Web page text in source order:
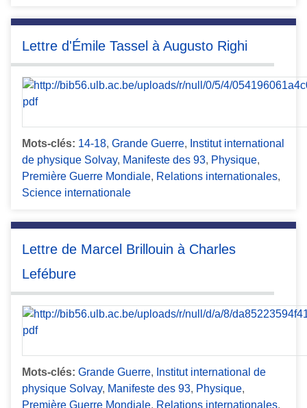
Lettre d'Émile Tassel à Augusto Righi
Mots-clés: 14-18, Grande Guerre, Institut international
de physique Solvay, Manifeste des 93, Physique,
Première Guerre Mondiale, Relations internationales,
Science internationale
Lettre de Marcel Brillouin à Charles
Lefébure
Mots-clés: Grande Guerre, Institut international de
physique Solvay, Manifeste des 93, Physique,
Première Guerre Mondiale, Relations internationales,